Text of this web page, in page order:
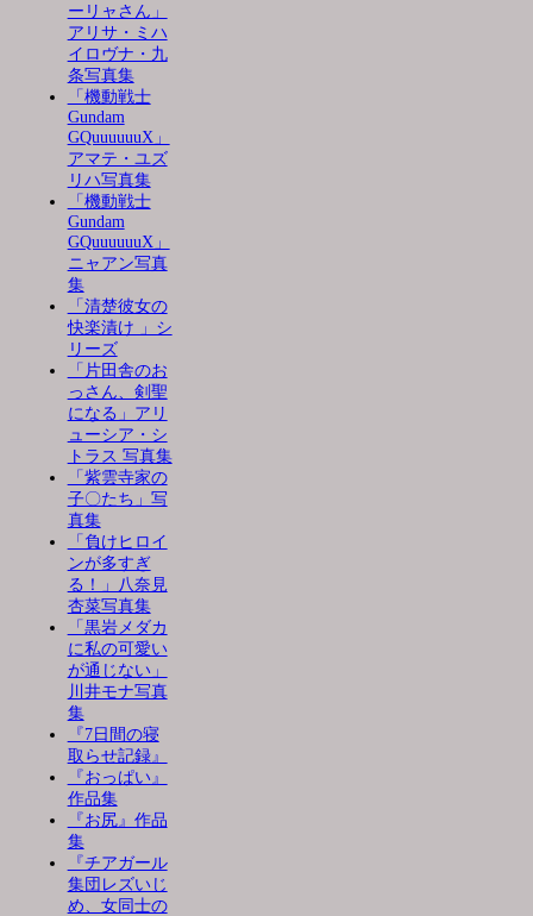
ーリャさん」
アリサ・ミハ
イロヴナ・九
条写真集
「機動戦士
Gundam
GQuuuuuuX」
アマテ・ユズ
リハ写真集
「機動戦士
Gundam
GQuuuuuuX」
ニャアン写真
集
「清楚彼女の
快楽漬け 」シ
リーズ
「片田舎のお
っさん、剣聖
になる」アリ
ューシア・シ
トラス 写真集
「紫雲寺家の
子〇たち」写
真集
「負けヒロイ
ンが多すぎ
る！」八奈見
杏菜写真集
「黒岩メダカ
に私の可愛い
が通じない」
川井モナ写真
集
『7日間の寝
取らせ記録』
『おっぱい』
作品集
『お尻』作品
集
『チアガール
集団レズいじ
め、女同士の